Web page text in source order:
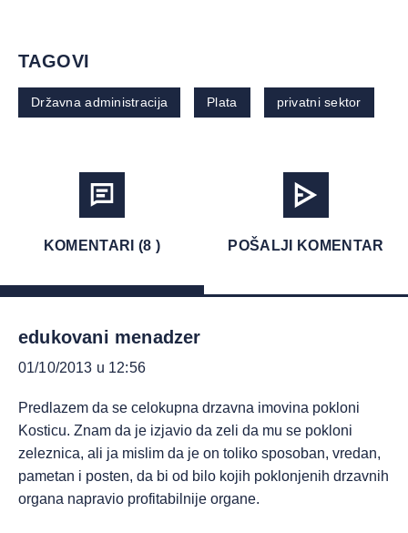
TAGOVI
Državna administracija Plata privatni sektor
KOMENTARI (8 ) POŠALJI KOMENTAR
edukovani menadzer
01/10/2013 u 12:56
Predlazem da se celokupna drzavna imovina pokloni
Kosticu. Znam da je izjavio da zeli da mu se pokloni
zeleznica, ali ja mislim da je on toliko sposoban, vredan,
pametan i posten, da bi od bilo kojih poklonjenih drzavnih
organa napravio profitabilnije organe.